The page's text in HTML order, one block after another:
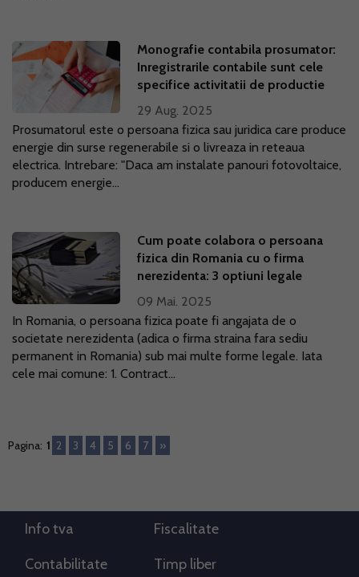
Monografie contabila prosumator:
Inregistrarile contabile sunt cele
specifice activitatii de productie
29 Aug. 2025
Prosumatorul este o persoana fizica sau juridica care produce
energie din surse regenerabile si o livreaza in reteaua
electrica. Intrebare: "Daca am instalate panouri fotovoltaice,
producem energie...
Cum poate colabora o persoana
fizica din Romania cu o firma
nerezidenta: 3 optiuni legale
09 Mai. 2025
In Romania, o persoana fizica poate fi angajata de o
societate nerezidenta (adica o firma straina fara sediu
permanent in Romania) sub mai multe forme legale. Iata
cele mai comune: 1. Contract...
Pagina: 1 2 3 4 5 6 7 »
Info tva Fiscalitate
Contabilitate Timp liber